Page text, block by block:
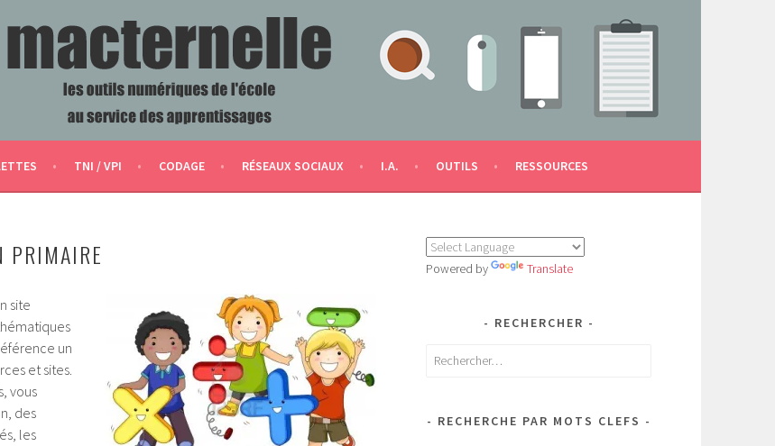
APPRENTISSAGES
TNI / VPI CODAGE RÉSEAUX SOCIAUX I.A. OUTILS RESSOURCES
PRIMAIRE
site
un
et sites.
vous
des
les
Powered by Translate
RECHERCHER
Rechercher :
RECHERCHE PAR MOTS CLEFS